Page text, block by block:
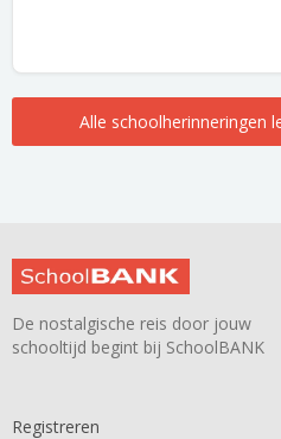
Alle schoolherinneringen
De nostalgische reis door jouw
schooltijd begint bij SchoolBANK
Registreren